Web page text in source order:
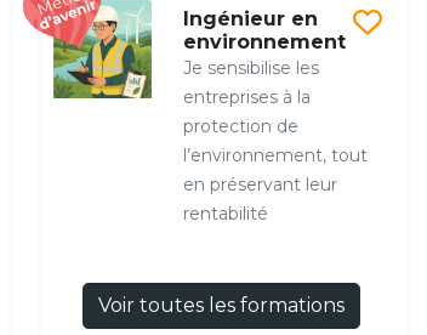
Ingénieur en
environnement
Je sensibilise les
entreprises à la
protection de
l’environnement, tout
en préservant leur
rentabilité
Voir toutes les formations